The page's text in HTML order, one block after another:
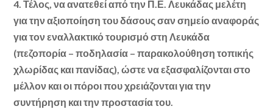
4. Τέλος, να ανατεθεί από την Π.Ε. Λευκάδας μελέτη
για την αξιοποίηση του δάσους σαν σημείο αναφοράς
για τον εναλλακτικό τουρισμό στη Λευκάδα
(πεζοπορία – ποδηλασία – παρακολούθηση τοπικής
χλωρίδας και πανίδας), ώστε να εξασφαλίζονται στο
μέλλον και οι πόροι που χρειάζονται για την
συντήρηση και την προστασία του.